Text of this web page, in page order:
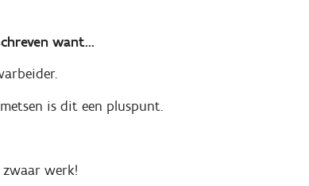
want...
is dit een pluspunt.
werk!